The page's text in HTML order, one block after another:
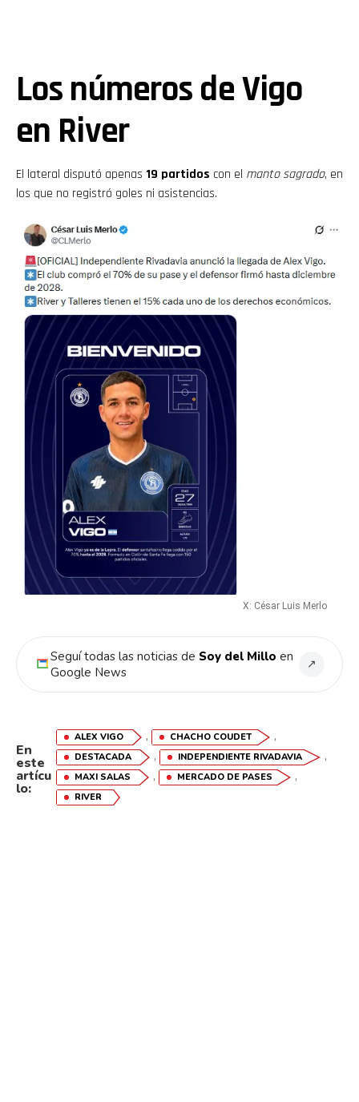
Los números de Vigo
en River
El lateral disputó apenas 19 partidos con el manto sagrado, en
los que no registró goles ni asistencias.
X: César Luis Merlo
Seguí todas las noticias de Soy del Millo en
Google News
↗
En
este
artícu
lo:
ALEX VIGO , CHACHO COUDET ,
DESTACADA , INDEPENDIENTE RIVADAVIA ,
MAXI SALAS , MERCADO DE PASES ,
RIVER